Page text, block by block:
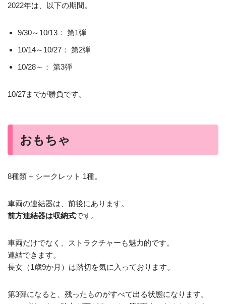
2022年は、以下の期間。
9/30～10/13： 第1弾
10/14～10/27： 第2弾
10/28～： 第3弾
10/27までが勝負です。
おもちゃ
8種類 + シークレット 1種。
車両の連結器は、前後にあります。
前方連結器は収納式です。
車両だけでなく、ストラクチャーも魅力的です。
連結できます。
長女（1歳9か月）は踏切を気に入っております。
第3弾になると、残ったものがすべて出る状態になります。